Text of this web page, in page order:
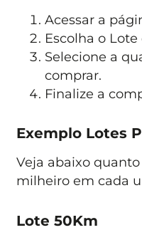
Acessar a
Escolha o Lote
Selecione a
comprar.
Finalize a
Exemplo Lotes
Veja abaixo
milheiro em cada
Lote 50Km